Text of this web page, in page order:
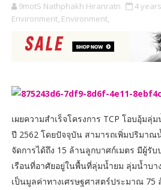
9motS Nathphakh Hiranratn 4
Environment, Environment,
เผยความสำเร็จโครงการ TCP โอบอุ้มลุ่
ปี 2562 โดยปัจจุบัน สามารถเพิ่มปริมาณ
จัดการได้ถึง 15 ล้านลูกบาศก์เมตร มีผู้รั
เรือนที่อาศัยอยู่ในพื้นที่ลุ่มน้ำยม ลุ่มน้ำบ
เป็นมูลค่าทางเศรษฐศาสตร์ประมาณ 75